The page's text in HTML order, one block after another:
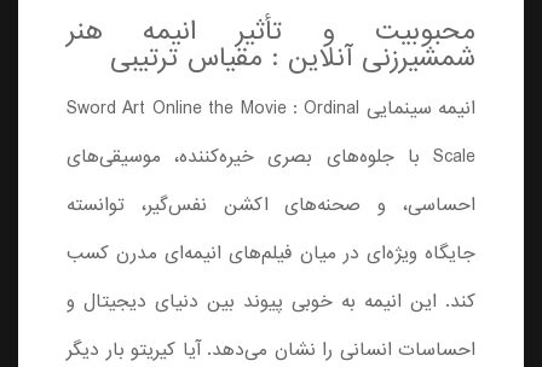
محبوبیت و تأثیر انیمه هنر
شمشیرزنی آنلاین : مقیاس ترتیبی
انیمه سینمایی Sword Art Online the Movie : Ordinal
Scale با جلوه‌های بصری خیره‌کننده، موسیقی‌های
احساسی، و صحنه‌های اکشن نفس‌گیر، توانسته
جایگاه ویژه‌ای در میان فیلم‌های انیمه‌ای مدرن کسب
کند. این انیمه به ‌خوبی پیوند بین دنیای دیجیتال و
احساسات انسانی را نشان می‌دهد. آیا کیریتو بار دیگر